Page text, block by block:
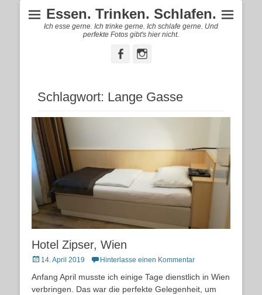
Essen. Trinken. Schlafen.
Ich esse gerne. Ich trinke gerne. Ich schlafe gerne. Und
perfekte Fotos gibt's hier nicht.
FacebookInstagram
Schlagwort: Lange Gasse
Hotel Zipser, Wien
Posted
14. April 2019 Hinterlasse einen Kommentar
Anfang April musste ich einige Tage dienstlich in Wien
verbringen. Das war die perfekte Gelegenheit, um